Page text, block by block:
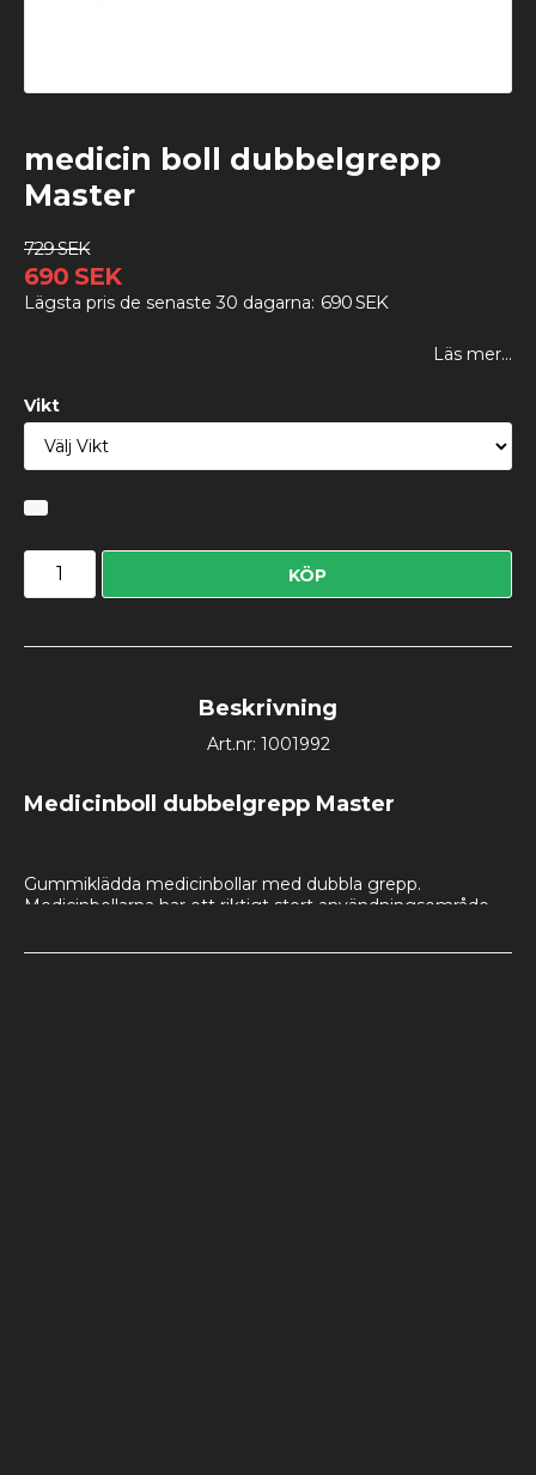
medicin boll dubbelgrepp
Master
729 SEK
690 SEK
Lägsta pris de senaste 30 dagarna 690 SEK
Läs mer...
Vikt
KÖP
Beskrivning
Art.nr: 1001992
Medicinboll dubbelgrepp Master
Gummiklädda medicinbollar med dubbla grepp.
Medicinbollarna har ett riktigt stort användningsområde